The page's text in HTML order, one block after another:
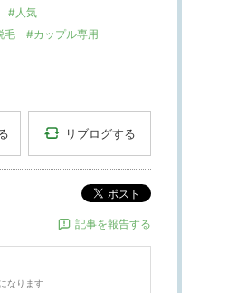
#人気
毛
#カップル専用
リブログする
ポスト
記事を報告する
なります